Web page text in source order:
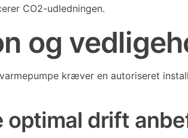
CO2-udledningen.
og
kræver en autoriseret
optimal drift